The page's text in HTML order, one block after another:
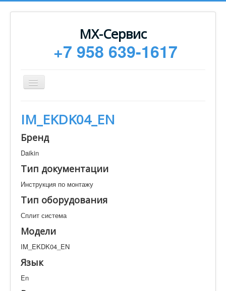
МХ-Сервис
+7 958 639-1617
Toggle
Navigation
Монтаж
Сервисное обслуживание
Техническая документация
Статьи
Техническая документация
Искать
Производитель
IM_EKDK04_EN
Бренд
Daikin
Тип документации
Инструкция по монтажу
Тип оборудования
Сплит система
Модели
IM_EKDK04_EN
Язык
En